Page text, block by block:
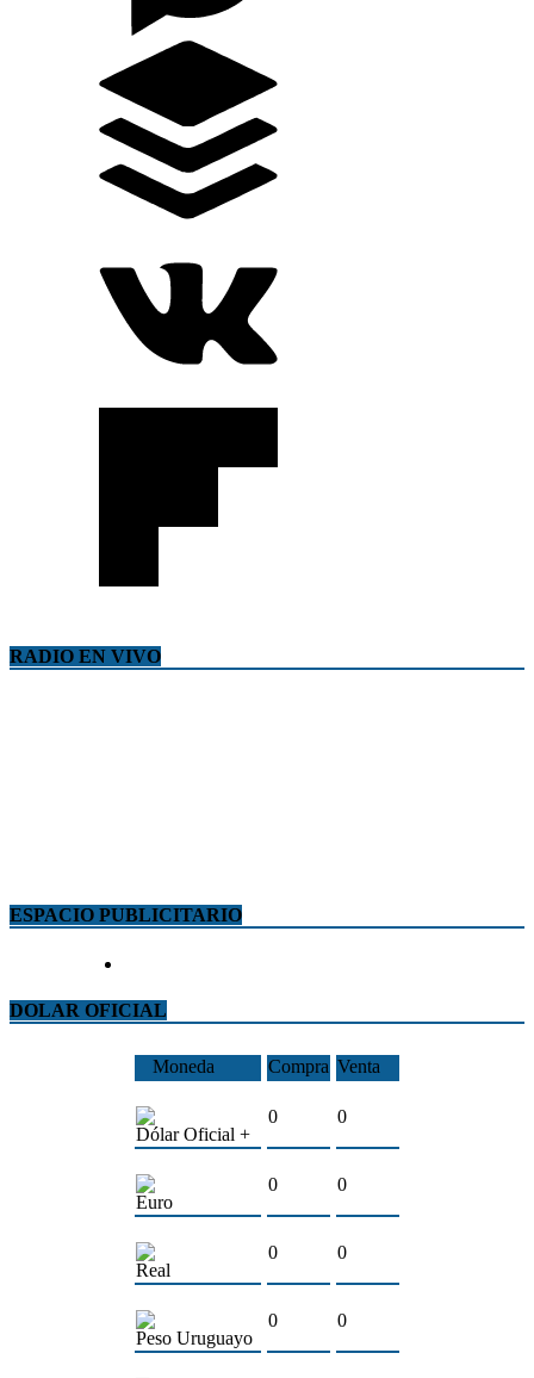
RADIO EN VIVO
ESPACIO PUBLICITARIO
DOLAR OFICIAL
Moneda Compra Venta
Dólar Oficial +
0 0
Euro
0 0
Real
0 0
Peso Uruguayo
0 0